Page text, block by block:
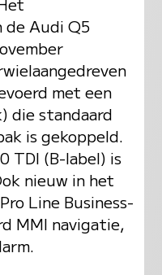
de Audi Q5
met een
die standaard
is gekoppeld.
TDI (B-label) is
nieuw in het
Line Business-
MMI navigatie,